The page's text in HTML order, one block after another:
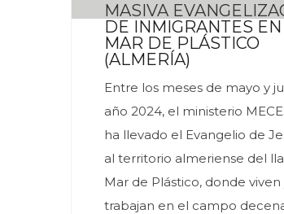
MASIVA
DE INMIGRANTES
MAR DE PLÁSTICO
(ALMERÍA)
Entre los meses de mayo y
año 2024, el ministerio
ha llevado el Evangelio de
al territorio almeriense del
Mar de Plástico, donde viven
trabajan en el campo